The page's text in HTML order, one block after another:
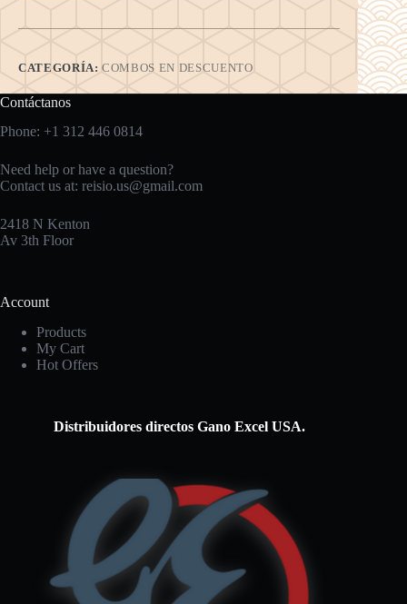
CATEGORÍA:COMBOS EN DESCUENTO
Contáctanos
Phone: +1 312 446 0814
Need help or have a question?
Contact us at: reisio.us@gmail.com
2418 N Kenton
Av 3th Floor
Account
Products
My Cart
Hot Offers
Distribuidores directos Gano Excel USA.